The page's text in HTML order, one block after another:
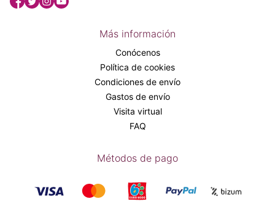
Más información
Conócenos
Política de cookies
Condiciones de envío
Gastos de envío
Visita virtual
FAQ
Métodos de pago